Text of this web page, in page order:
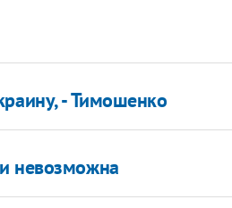
- Тимошенко
невозможна